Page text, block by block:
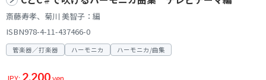
斎藤寿孝、菊川 美智子：編
ISBN978-4-11-437466-0
管楽器／打楽器 ハーモニカ ハーモニカ/曲集
2,200